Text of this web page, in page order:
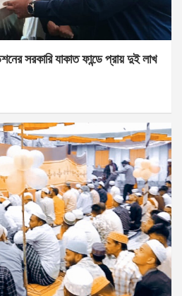
সরকারি যাকাত ফান্ডে প্রায় দুই লাখ